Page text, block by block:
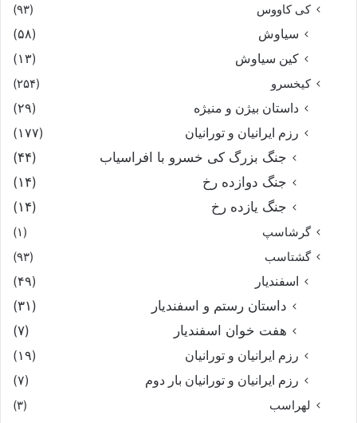
کی کاووس
(۹۳)
سیاوش
(۵۸)
کین سیاوش
(۱۳)
کیخسرو
(۲۵۴)
داستان بیژن و منیژه
(۲۹)
رزم ایرانیان و تورانیان
(۱۷۷)
جنگ بزرگ کی خسرو با افراسیاب
(۴۴)
جنگ دوازده رخ
(۱۴)
جنگ یازده رخ
(۱۴)
گرشاسپ
(۱)
گشتاسب
(۹۳)
اسفندیار
(۴۹)
داستان رستم و اسفندیار
(۳۱)
هفت خوان اسفندیار
(۷)
رزم ایرانیان و تورانیان
(۱۹)
رزم ایرانیان و تورانیان بار دوم
(۷)
لهراسب
(۳)